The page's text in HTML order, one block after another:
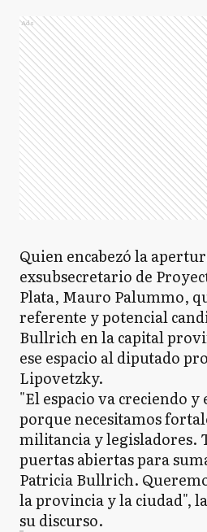
Ads
Quien encabezó la
exsubsecretario de
Plata, Mauro Palummo,
referente y potencial
Bullrich en la capital
ese espacio al diputado
Lipovetzky.
"El espacio va creciendo y
porque necesitamos
militancia y legisladores.
puertas abiertas para
Patricia Bullrich.
la provincia y la ciudad",
su discurso.